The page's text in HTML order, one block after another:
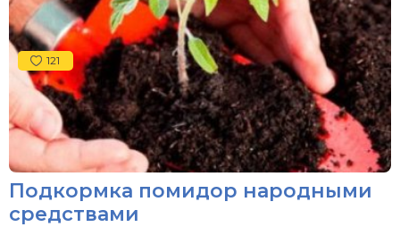
121
Подкормка помидор народными
средствами